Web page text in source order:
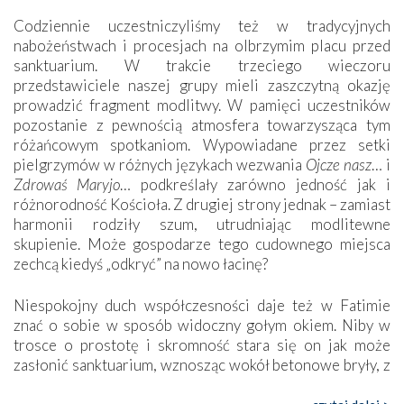
Codziennie uczestniczyliśmy też w tradycyjnych
nabożeństwach i procesjach na olbrzymim placu przed
sanktuarium. W trakcie trzeciego wieczoru
przedstawiciele naszej grupy mieli zaszczytną okazję
prowadzić fragment modlitwy. W pamięci uczestników
pozostanie z pewnością atmosfera towarzysząca tym
różańcowym spotkaniom. Wypowiadane przez setki
pielgrzymów w różnych językach wezwania Ojcze nasz… i
Zdrowaś Maryjo… podkreślały zarówno jedność jak i
różnorodność Kościoła. Z drugiej strony jednak – zamiast
harmonii rodziły szum, utrudniając modlitewne
skupienie. Może gospodarze tego cudownego miejsca
zechcą kiedyś „odkryć” na nowo łacinę?
Niespokojny duch współczesności daje też w Fatimie
znać o sobie w sposób widoczny gołym okiem. Niby w
trosce o prostotę i skromność stara się on jak może
zasłonić sanktuarium, wznosząc wokół betonowe bryły, z